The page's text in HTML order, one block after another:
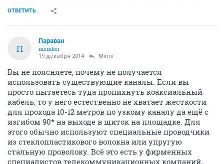
ОТВЕТИТЬ
П
Параван
member
19 декабря 2014 Minni
Вы не поясняете, почему не получается
использовать существующие каналы. Если вы
просто пытаетесь туда пропихнуть коаксиальный
кабель, то у него естественно не хватает жесткости
для прохода 10-12 метров по узкому каналу да ещё с
изгибом 90* на выходе в щиток на площадке. Для
этого обычно используют специальные проводчики
из стеклопластикового волокна или упругую
стальную проволоку. Всё это есть у фирменных
специалистов телекоммуникационных компаний,